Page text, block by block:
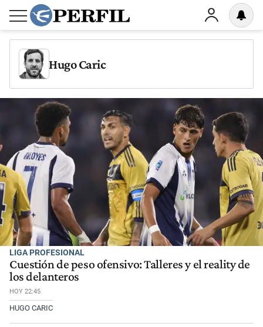
Hugo Caric
LIGA PROFESIONAL
Cuestión de peso ofensivo: Talleres y el reality de
los delanteros
HOY 22:45
HUGO CARIC